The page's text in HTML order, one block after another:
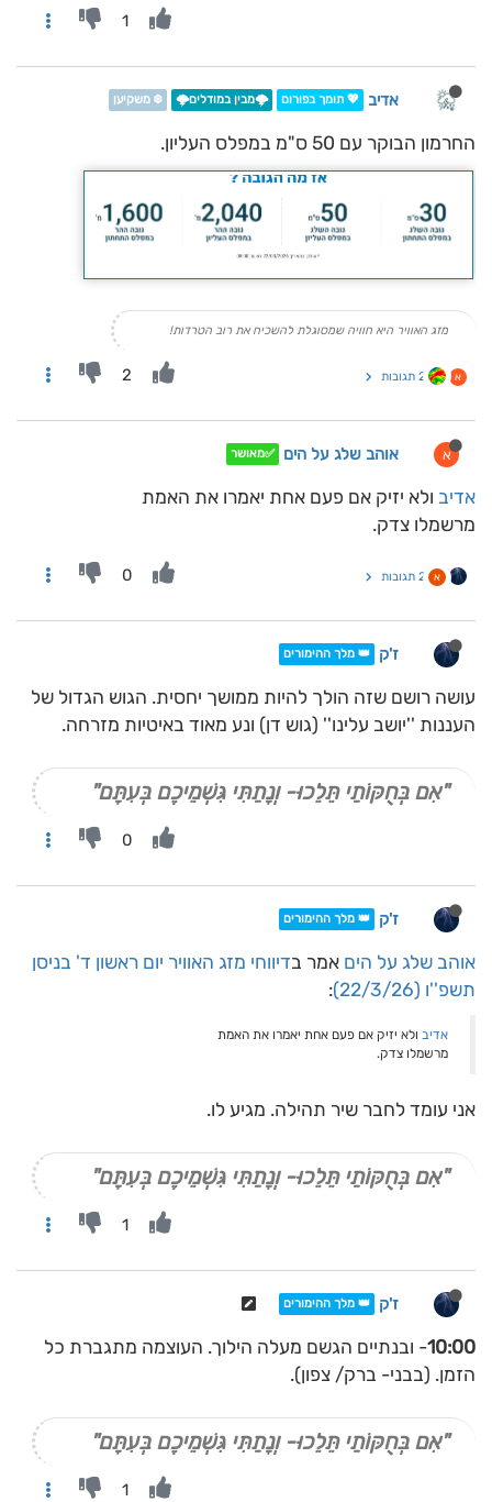
1
אדיב 💖 תומך בפורום 🌩️מבין במודלים🌩️ ❄️ משקיען
החרמון הבוקר עם 50 ס"מ במפלס העליון.
מזג האוויר היא חוויה שמסוגלת להשכיח את רוב הטרדות!
א 2 תגובות 2
א אוהב שלג על הים ✅מאושר
אדיב ולא יזיק אם פעם אחת יאמרו את האמת
מרשמלו צדק.
א 2 תגובות 0
ז'ק 👑 מלך ההימורים
עושה רושם שזה הולך להיות ממושך יחסית. הגוש הגדול של
העננות ''יושב עלינו'' (גוש דן) ונע מאוד באיטיות מזרחה.
"אִם בְּחֻקּוֹתַי תֵּלֵכוּ- וְנָתַתִּי גִּשְׁמֵיכֶם בְּעִתָּם"
0
ז'ק 👑 מלך ההימורים
אוהב שלג על הים אמר בדיווחי מזג האוויר יום ראשון ד' בניסן
תשפ''ו (22/3/26)
:
אדיב ולא יזיק אם פעם אחת יאמרו את האמת
מרשמלו צדק.
אני עומד לחבר שיר תהילה. מגיע לו.
"אִם בְּחֻקּוֹתַי תֵּלֵכוּ- וְנָתַתִּי גִּשְׁמֵיכֶם בְּעִתָּם"
1
ז'ק 👑 מלך ההימורים
10:00- ובנתיים הגשם מעלה הילוך. העוצמה מתגברת כל
הזמן. (בבני- ברק/ צפון).
"אִם בְּחֻקּוֹתַי תֵּלֵכוּ- וְנָתַתִּי גִּשְׁמֵיכֶם בְּעִתָּם"
1